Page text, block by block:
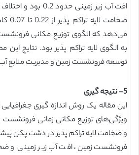
افت آب زیر زمینی
می‌دهد که الگوی توزیع مکانی
به الگوی لایه تراکم پذیر بود. نتایج این
توسعه فرونشست زمین و مدیریت منابع
5- نتیجه گیری
این مقاله یک روش اندازه گیری
ویژگی‌های توزیع مکانی زمانی فرونشست
و ضخامت لایه تراکم پذیر در دشت پکن
فرونشست زمین، افت آب زیر زمینی و